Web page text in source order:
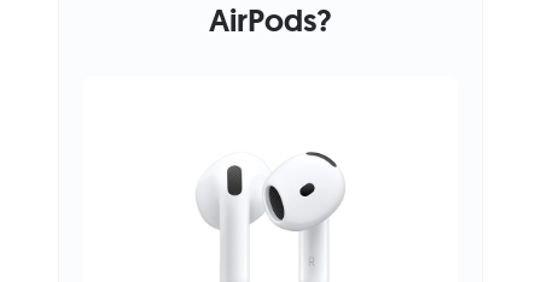
AirPods?